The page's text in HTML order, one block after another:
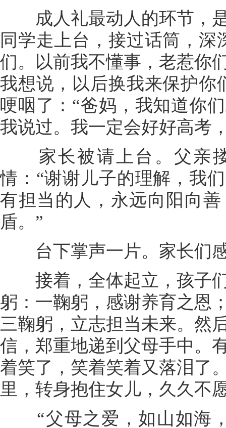
成人礼最动人的环节，是
同学走上台，接过话筒，深
们。以前我不懂事，老惹你
我想说，以后换我来保护你
哽咽了：“爸妈，我知道你
我说过。我一定会好好高考
家长被请上台。父亲搂
情：“谢谢儿子的理解，我
有担当的人，永远向阳向
盾。”
台下掌声一片。家长们感
接着，全体起立，孩子们
躬：一鞠躬，感谢养育之恩
三鞠躬，立志担当未来。然
信，郑重地递到父母手中。
着笑了，笑着笑着又落泪了
里，转身抱住女儿，久久不
“父母之爱，如山如海，